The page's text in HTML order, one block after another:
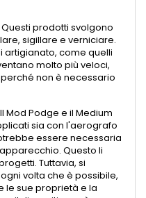
prodotti svolgono
sigillare e verniciare.
artigianato, come quelli
molto più veloci,
non è necessario
Mod Podge e il Medium
sia con l'aerografo
essere necessaria
Questo li
Tuttavia, si
volta che è possibile,
le sue proprietà e la